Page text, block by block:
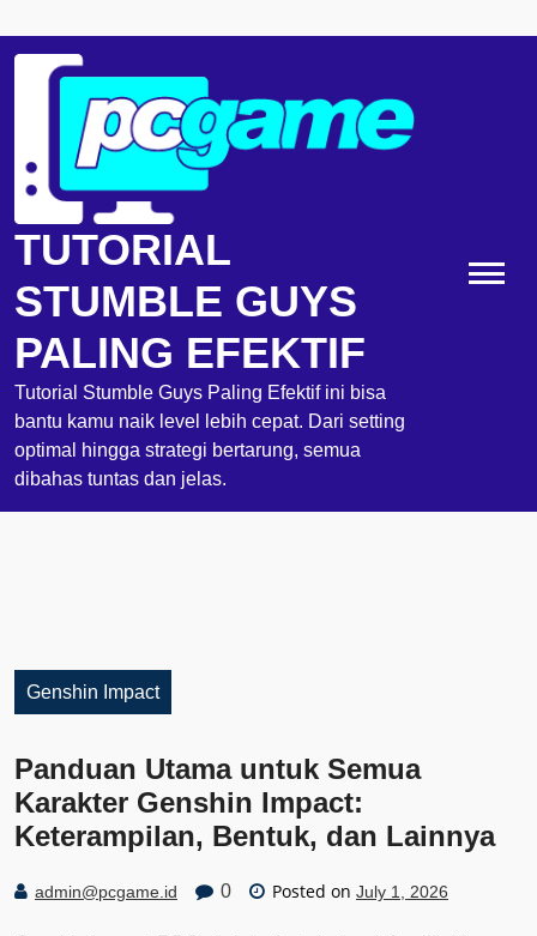
to
content
TUTORIAL
STUMBLE GUYS
PALING EFEKTIF
Tutorial Stumble Guys Paling Efektif ini bisa
bantu kamu naik level lebih cepat. Dari setting
optimal hingga strategi bertarung, semua
dibahas tuntas dan jelas.
Genshin Impact
Panduan Utama untuk Semua
Karakter Genshin Impact:
Keterampilan, Bentuk, dan Lainnya
admin@pcgame.id 0 Posted on July 1, 2026